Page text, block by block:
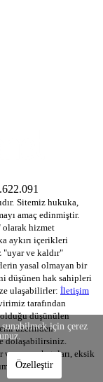
Sitemiz hukuka,
amaç edinmiştir.
olarak hizmet
aykırı içerikleri
ve kaldır"
yasal olmayan bir
düşünen hak sahipleri
ulaşabilirler: İletişim
tarafından
düşünülen
üzerinden
dolaşabilirsiniz.
yazım hataları, eksik
değildir.
için çerez
Özelleştir